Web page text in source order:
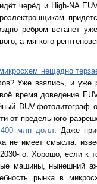
черёд и High-NA
ребром встанет
а мягкого
нещадно
Уже взялись, и
время доведение
DUV-фотолитограф
от предельного
млн долл . Даже
не имеет смысла:
го. Хорошо, если к
машины, нынешний
рынка в